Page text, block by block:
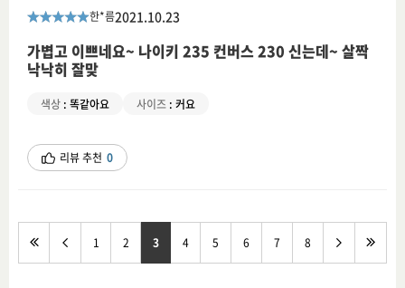
한*름2021.10.23
가볍고 이쁘네요~ 나이키 235 컨버스 230 신는데~ 살짝
낙낙히 잘맞
색상 : 똑같아요 사이즈 : 커요
리뷰 추천 0
1 2 3 4 5 6 7 8